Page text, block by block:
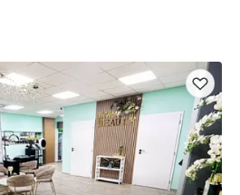
je pokožka zklidněná,
dotek.